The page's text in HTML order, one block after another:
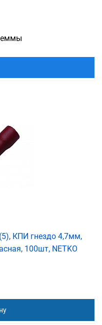
КПИ гнездо 4,7мм,
100шт, NETKO